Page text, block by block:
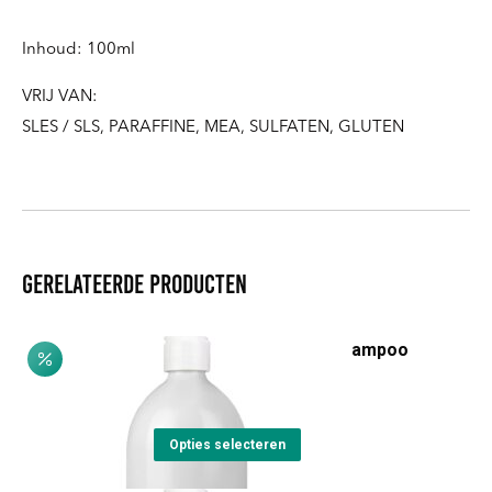
Inhoud: 100ml
VRIJ VAN:
SLES / SLS, PARAFFINE, MEA, SULFATEN, GLUTEN
Gerelateerde producten
Castagna & Equiseto Shampoo
€8,20 €18,75
tot
Opties selecteren